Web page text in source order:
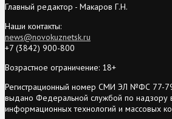
Главный редактор - Макаров Г.Н.
Наши контакты:
news@novokuznetsk.ru
+7 (3842) 900-800
Возрастное ограничение: 18+
Регистрационный номер СМИ ЭЛ №ФС 77-
выдано Федеральной службой по надзору
информационных технологий и массовых